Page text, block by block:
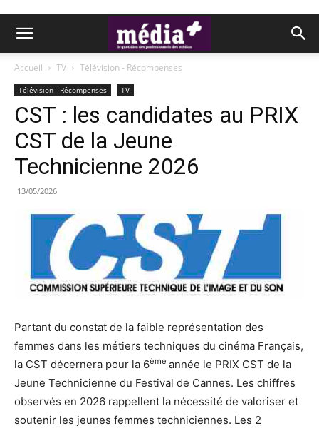
Accueil TV Télévision - Récompenses
Télévision - Récompenses TV
CST : les candidates au PRIX
CST de la Jeune
Technicienne 2026
13/05/2026
Partant du constat de la faible représentation des
femmes dans les métiers techniques du cinéma Français,
la CST décernera pour la 6ème année le PRIX CST de la
Jeune Technicienne du Festival de Cannes. Les chiffres
observés en 2026 rappellent la nécessité de valoriser et
soutenir les jeunes femmes techniciennes. Les 2